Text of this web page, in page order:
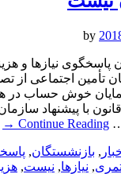
نیازها و
تأمین اجتماعی از
خوش حساب در
با پیشنهاد
Continue Reading
→
, بازنشستگان,
, نیازها, نیست,